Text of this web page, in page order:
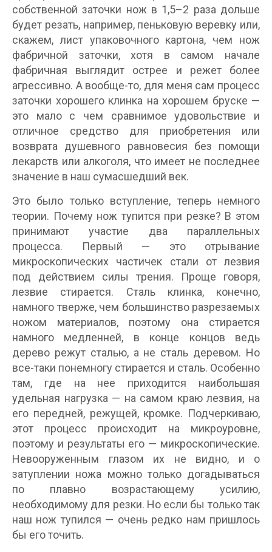
собственной заточки нож в 1,5–2 раза дольше
будет резать, например, пеньковую веревку или,
скажем, лист упаковочного картона, чем нож
фабричной заточки, хотя в самом начале
фабричная выглядит острее и режет более
агрессивно. А вообще-то, для меня сам процесс
заточки хорошего клинка на хорошем бруске —
это мало с чем сравнимое удовольствие и
отличное средство для приобретения или
возврата душевного равновесия без помощи
лекарств или алкоголя, что имеет не последнее
значение в наш сумасшедший век.
Это было только вступление, теперь немного
теории. Почему нож тупится при резке? В этом
принимают участие два параллельных
процесса. Первый — это отрывание
микроскопических частичек стали от лезвия
под действием силы трения. Проще говоря,
лезвие стирается. Сталь клинка, конечно,
намного тверже, чем большинство разрезаемых
ножом материалов, поэтому она стирается
намного медленней, в конце концов ведь
дерево режут сталью, а не сталь деревом. Но
все-таки понемногу стирается и сталь. Особенно
там, где на нее приходится наибольшая
удельная нагрузка — на самом краю лезвия, на
его передней, режущей, кромке. Подчеркиваю,
этот процесс происходит на микроуровне,
поэтому и результаты его — микроскопические.
Невооруженным глазом их не видно, и о
затуплении ножа можно только догадываться
по плавно возрастающему усилию,
необходимому для резки. Но если бы только так
наш нож тупился — очень редко нам пришлось
бы его точить.